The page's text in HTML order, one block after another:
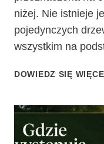
niżej. Nie istnieje
pojedynczych
wszystkim na
DOWIEDZ SIĘ